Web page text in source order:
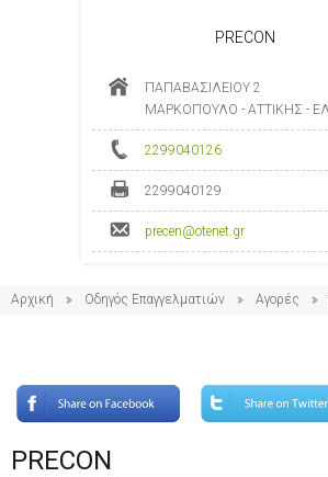
PRECON
ΠΑΠΑΒΑΣΙΛΕΙΟΥ 2
ΜΑΡΚΟΠΟΥΛΟ - ΑΤΤΙΚΗΣ -
2299040126
2299040129
precen@otenet.gr
Αρχική Οδηγός Επαγγελματιών Αγορές
PRECON